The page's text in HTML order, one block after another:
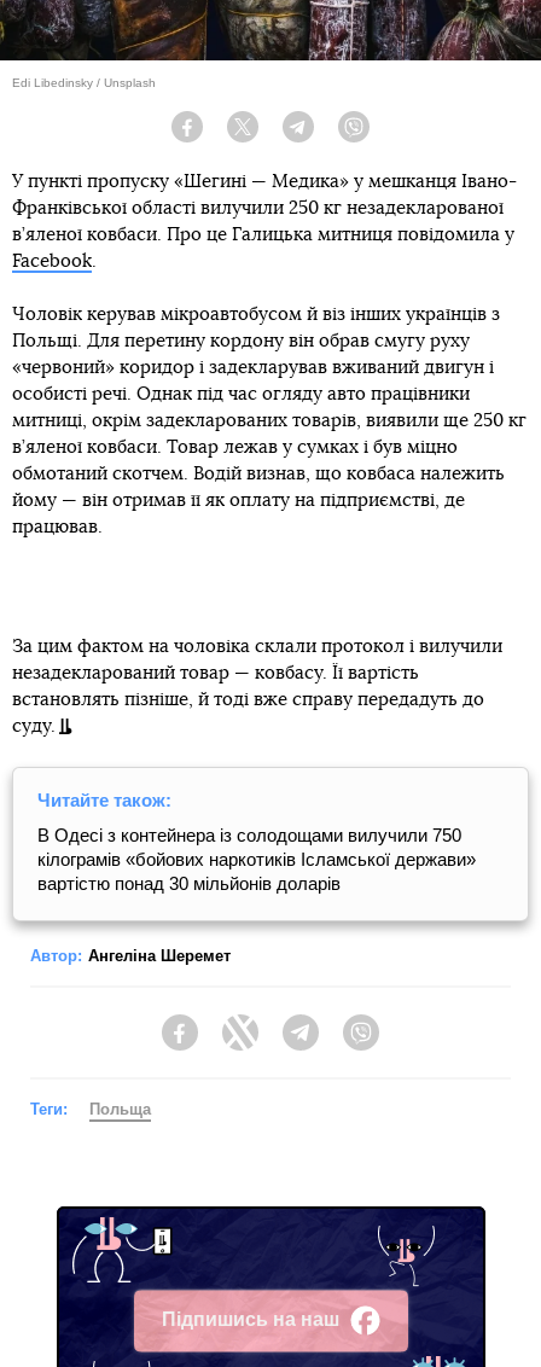
Edi Libedinsky / Unsplash
Facebook Twitter Telegram
У пункті пропуску «Шегині — Медика» у мешканця Івано-
Франківської області вилучили 250 кг незадекларованої
в’яленої ковбаси. Про це Галицька митниця повідомила у
Facebook
Чоловік керував мікроавтобусом й віз інших українців з
Польщі. Для перетину кордону він обрав смугу руху
«червоний» коридор і задекларував вживаний двигун і
особисті речі. Однак під час огляду авто працівники
митниці, окрім задекларованих товарів, виявили ще 250 кг
в’яленої ковбаси. Товар лежав у сумках і був міцно
обмотаний скотчем. Водій визнав, що ковбаса належить
йому — він отримав її як оплату на підприємстві, де
працював.
За цим фактом на чоловіка склали протокол і вилучили
незадекларований товар — ковбасу. Її вартість
встановлять пізніше, й тоді вже справу передадуть до
суду.
Читайте також:
В Одесі з контейнера із солодощами вилучили 750
кілограмів «бойових наркотиків Ісламської держави»
вартістю понад 30 мільйонів доларів
Автор: Ангеліна Шеремет
FacebookTwitter Telegram
Теги: Польща
Підпишись на наш
Facebook